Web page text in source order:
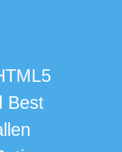
Best